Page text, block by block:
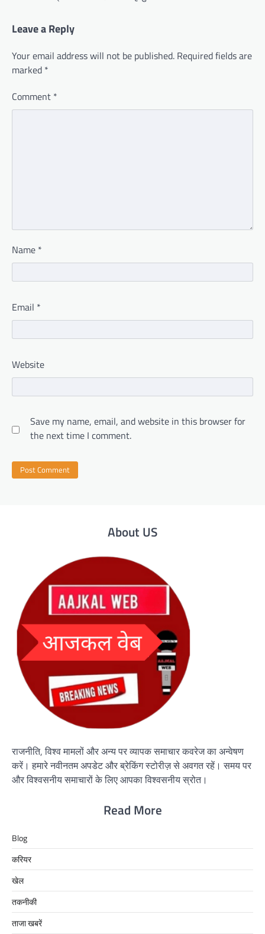
Leave a Reply
Your email address will not be published. Required fields are
marked *
Comment *
Name *
Email *
Website
Save my name, email, and website in this browser for
the next time I comment.
About US
राजनीति, विश्व मामलों और अन्य पर व्यापक समाचार कवरेज का अन्वेषण
करें। हमारे नवीनतम अपडेट और ब्रेकिंग स्टोरीज़ से अवगत रहें। समय पर
और विश्वसनीय समाचारों के लिए आपका विश्वसनीय स्रोत।
Read More
Blog
करियर
खेल
तकनीकी
ताजा खबरें